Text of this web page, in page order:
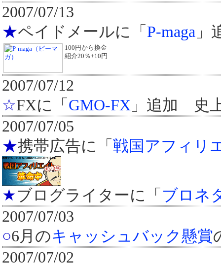
2007/07/13
★ペイドメールに「 P-maga 」
100円から換金
紹介20％+10円
2007/07/12
☆FXに「 GMO-FX 」追加 史
2007/07/05
★携帯広告に「 戦国アフィリ
★ブログライターに「 ブロネ
2007/07/03
○6月のキャッシュバック懸賞
2007/07/02